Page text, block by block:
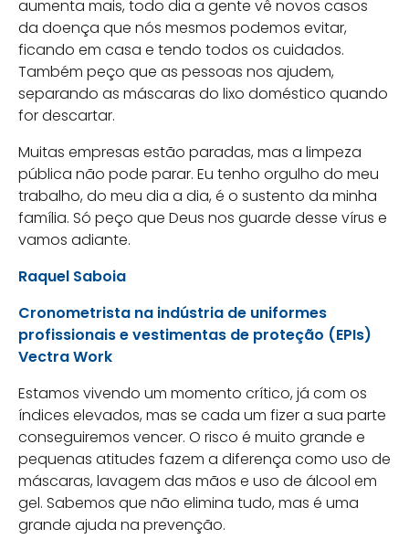
aumenta mais, todo dia a gente vê novos casos
da doença que nós mesmos podemos evitar,
ficando em casa e tendo todos os cuidados.
Também peço que as pessoas nos ajudem,
separando as máscaras do lixo doméstico quando
for descartar.
Muitas empresas estão paradas, mas a limpeza
pública não pode parar. Eu tenho orgulho do meu
trabalho, do meu dia a dia, é o sustento da minha
família. Só peço que Deus nos guarde desse vírus e
vamos adiante.
Raquel Saboia
Cronometrista na indústria de uniformes
profissionais e vestimentas de proteção (EPIs)
Vectra Work
Estamos vivendo um momento crítico, já com os
índices elevados, mas se cada um fizer a sua parte
conseguiremos vencer. O risco é muito grande e
pequenas atitudes fazem a diferença como uso de
máscaras, lavagem das mãos e uso de álcool em
gel. Sabemos que não elimina tudo, mas é uma
grande ajuda na prevenção.